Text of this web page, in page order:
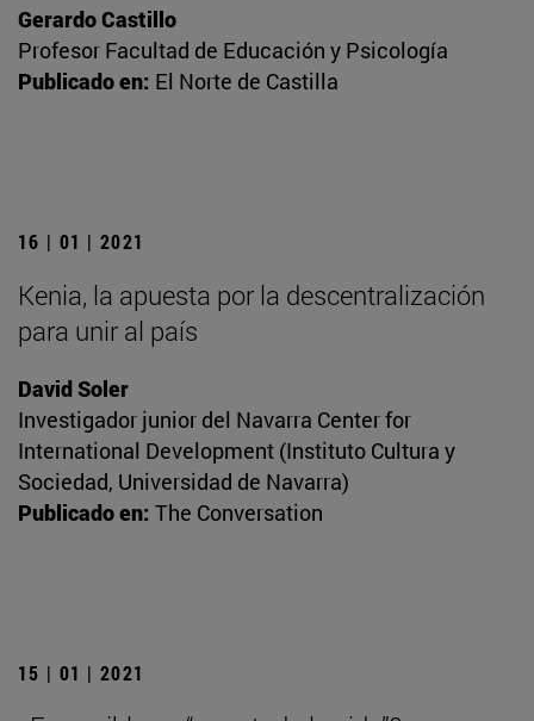
Gerardo Castillo
Profesor Facultad de Educación y Psicología
Publicado en: El Norte de Castilla
16 | 01 | 2021
Kenia, la apuesta por la descentralización
para unir al país
David Soler
Investigador junior del Navarra Center for
International Development (Instituto Cultura y
Sociedad, Universidad de Navarra)
Publicado en: The Conversation
15 | 01 | 2021